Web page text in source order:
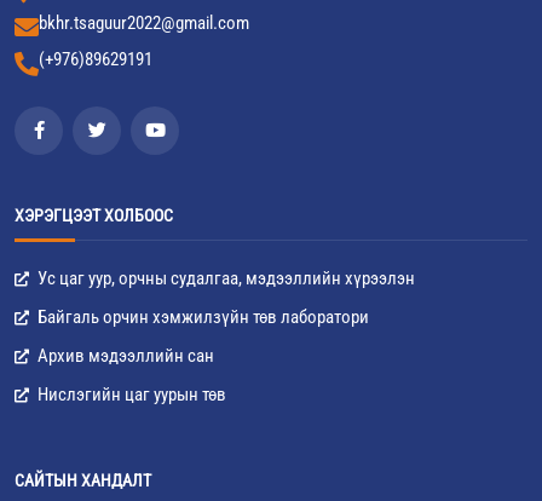
bkhr.tsaguur2022@gmail.com
(+976)89629191
ХЭРЭГЦЭЭТ ХОЛБООС
Ус цаг уур, орчны судалгаа, мэдээллийн хүрээлэн
Байгаль орчин хэмжилзүйн төв лаборатори
Архив мэдээллийн сан
Нислэгийн цаг уурын төв
САЙТЫН ХАНДАЛТ